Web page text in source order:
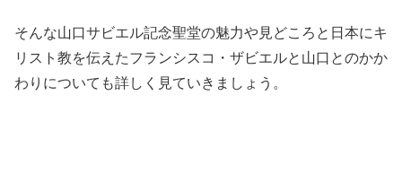
そんな山口サビエル記念聖堂の魅力や見どころと日本にキ
リスト教を伝えたフランシスコ・ザビエルと山口とのかか
わりについても詳しく見ていきましょう。